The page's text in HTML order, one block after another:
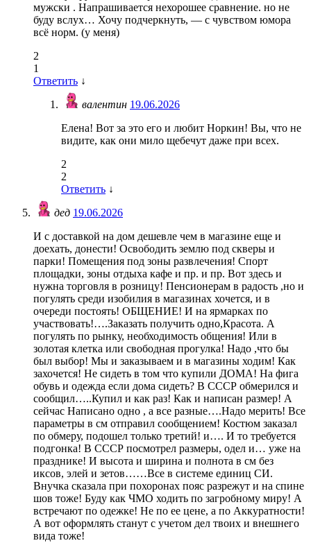
мужски . Напрашивается нехорошее сравнение. но не
буду вслух… Хочу подчеркнуть, — с чувством юмора
всё норм. (у меня)
2
1
Ответить ↓
валентин 19.06.2026
Елена! Вот за это его и любит Норкин! Вы, что не
видите, как они мило щебечут даже при всех.
2
2
Ответить ↓
дед 19.06.2026
И с доставкой на дом дешевле чем в магазине еще и
доехать, донести! Освободить землю под скверы и
парки! Помещения под зоны развлечения! Спорт
площадки, зоны отдыха кафе и пр. и пр. Вот здесь и
нужна торговля в розницу! Пенсионерам в радость ,но и
погулять среди изобилия в магазинах хочется, и в
очереди постоять! ОБЩЕНИЕ! И на ярмарках по
участвовать!….Заказать получить одно,Красота. А
погулять по рынку, необходимость общения! Или в
золотая клетка или свободная прогулка! Надо ,что бы
был выбор! Мы и заказываем и в магазины ходим! Как
захочется! Не сидеть в том что купили ДОМА! На фига
обувь и одежда если дома сидеть? В СССР обмерился и
сообщил…..Купил и как раз! Как и написан размер! А
сейчас Написано одно , а все разные….Надо мерить! Все
параметры в см отправил сообщением! Костюм заказал
по обмеру, подошел только третий! и…. И то требуется
подгонка! В СССР посмотрел размеры, одел и… уже на
празднике! И высота и ширина и полнота в см без
иксов, элей и зетов……Все в системе единиц СИ.
Внучка сказала при похоронах пояс разрежут и на спине
шов тоже! Буду как ЧМО ходить по загробному миру! А
встречают по одежке! Не по ее цене, а по Аккуратности!
А вот оформлять станут с учетом дел твоих и внешнего
вида тоже!